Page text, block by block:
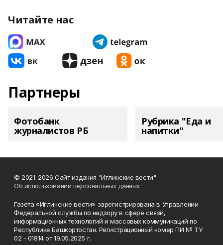
Читайте нас
Партнеры
Фотобанк
журналистов РБ
Рубрика "Еда и
напитки"
© 2021-2026 Сайт издания "Иглинские вести"
Об использовании персональных данных
Газета «Иглинские вести» зарегистрирована в Управлении
Федеральной службы по надзору в сфере связи,
информационных технологий и массовых коммуникаций по
Республике Башкортостан. Регистрационный номер ПИ № ТУ
02 - 01814 от 19.05.2025 г.